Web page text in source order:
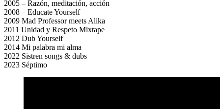
2005 – Razón, meditación, acción
2008 – Educate Yourself
2009 Mad Professor meets Alika
2011 Unidad y Respeto Mixtape
2012 Dub Yourself
2014 Mi palabra mi alma
2022 Sistren songs & dubs
2023 Séptimo